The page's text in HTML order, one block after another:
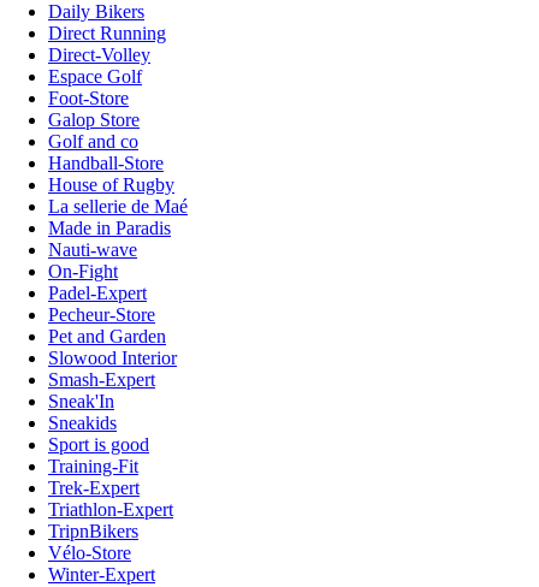
Daily Bikers
Direct Running
Direct-Volley
Espace Golf
Foot-Store
Galop Store
Golf and co
Handball-Store
House of Rugby
La sellerie de Maé
Made in Paradis
Nauti-wave
On-Fight
Padel-Expert
Pecheur-Store
Pet and Garden
Slowood Interior
Smash-Expert
Sneak'In
Sneakids
Sport is good
Training-Fit
Trek-Expert
Triathlon-Expert
TripnBikers
Vélo-Store
Winter-Expert